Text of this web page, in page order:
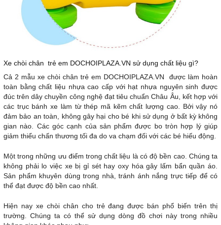
Xe chòi chân trẻ em DOCHOIPLAZA.VN sử dụng chất liệu gì?
Cả 2 mẫu xe chòi chân trẻ em DOCHOIPLAZA.VN được làm hoàn
toàn bằng chất liệu nhựa cao cấp với hạt nhựa nguyên sinh được
đúc trên dây chuyền công nghệ đạt tiêu chuẩn Châu Âu, kết hợp với
các trục bánh xe làm từ thép mã kẽm chất lượng cao. Bởi vậy nó
đảm bảo an toàn, không gây hại cho bé khi sử dụng ở bất kỳ không
gian nào. Các góc cạnh của sản phẩm được bo tròn hợp lý giúp
giảm thiểu chấn thương tối đa do va chạm đối với các bé hiếu động.
Một trong những ưu điểm trong chất liệu là có độ bền cao. Chúng ta
không phải lo việc xe bị gỉ sét hay oxy hóa gây lấm bẩn quần áo.
Sản phẩm khuyên dùng trong nhà, tránh ánh nắng trực tiếp để có
thể đạt được độ bền cao nhất.
Hiện nay xe chòi chân cho trẻ đang được bán phổ biến trên thị
trường. Chúng ta có thể sử dụng dòng đồ chơi này trong nhiều